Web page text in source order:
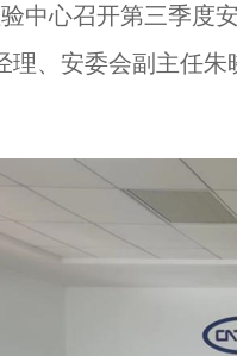
中心召开第三季度
理、安委会副主任